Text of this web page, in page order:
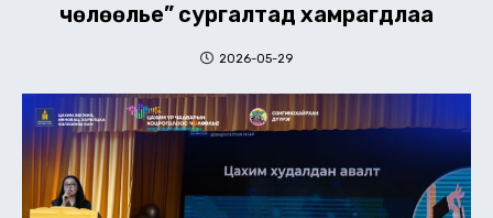
чөлөөлье” сургалтад хамрагдлаа
2026-05-29